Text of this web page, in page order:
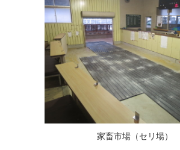
家畜市場（セリ場）